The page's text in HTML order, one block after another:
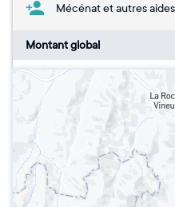
Mécénat et autres aides
Montant global